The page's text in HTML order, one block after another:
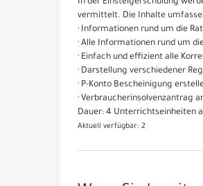
In der Einsteigerschulung
vermittelt. Die Inhalte
· Informationen rund um die
· Alle Informationen rund um
· Einfach und effizient alle
· Darstellung verschiedener
· P-Konto Bescheinigung
· Verbraucherinsolvenzantrag
Dauer: 4 Unterrichtseinheiten
Aktuell verfügbar: 2